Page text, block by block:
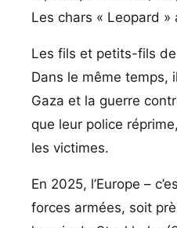
Les chars « Leopard
Les fils et petits-fils
Dans le même temps,
Gaza et la guerre
que leur police
les victimes.
En 2025, l’Europe –
forces armées, soit